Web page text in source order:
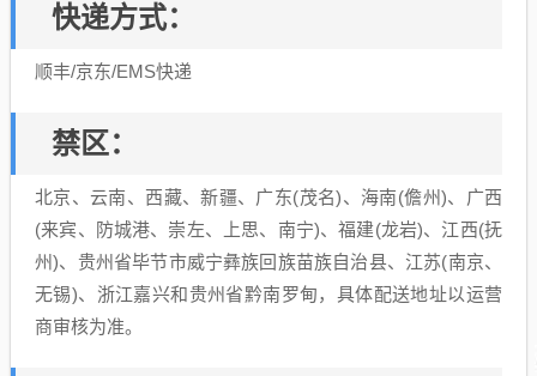
快递方式：
顺丰/京东/EMS快递
禁区：
北京、云南、西藏、新疆、广东(茂名)、海南(儋州)、广西
(来宾、防城港、崇左、上思、南宁)、福建(龙岩)、江西(抚
州)、贵州省毕节市威宁彝族回族苗族自治县、江苏(南京、
无锡)、浙江嘉兴和贵州省黔南罗甸，具体配送地址以运营
商审核为准。